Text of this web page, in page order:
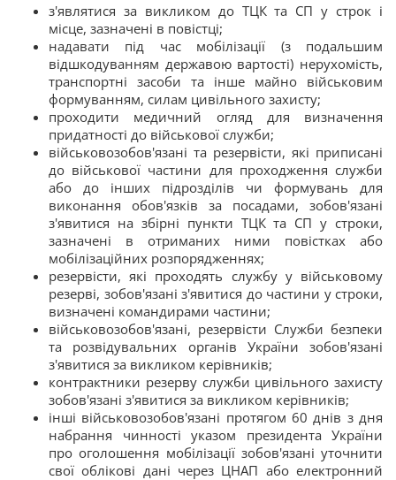
з'являтися за викликом до ТЦК та СП у строк і
місце, зазначені в повістці;
надавати під час мобілізації (з подальшим
відшкодуванням державою вартості) нерухомість,
транспортні засоби та інше майно військовим
формуванням, силам цивільного захисту;
проходити медичний огляд для визначення
придатності до військової служби;
військовозобов'язані та резервісти, які приписані
до військової частини для проходження служби
або до інших підрозділів чи формувань для
виконання обов'язків за посадами, зобов'язані
з'явитися на збірні пункти ТЦК та СП у строки,
зазначені в отриманих ними повістках або
мобілізаційних розпорядженнях;
резервісти, які проходять службу у військовому
резерві, зобов'язані з'явитися до частини у строки,
визначені командирами частини;
військовозобов'язані, резервісти Служби безпеки
та розвідувальних органів України зобов'язані
з'явитися за викликом керівників;
контрактники резерву служби цивільного захисту
зобов'язані з'явитися за викликом керівників;
інші військовозобов'язані протягом 60 днів з дня
набрання чинності указом президента України
про оголошення мобілізації зобов'язані уточнити
свої облікові дані через ЦНАП або електронний